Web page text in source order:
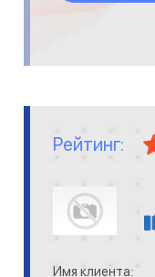
Рейтинг:
Имя клиента: